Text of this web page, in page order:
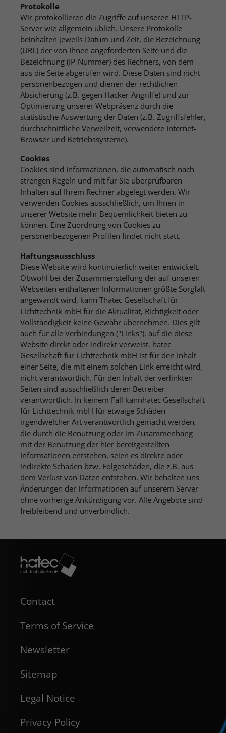
Protokolle
Wir protokollieren die Zugriffe auf unseren HTTP-
Server wie allgemein üblich. Unsere Protokolle
beinhalten jeweils Datum und Zeit, die Bezeichnung
(URL) der von Ihnen angeforderten Seite und die
Bezeichnung (IP-Nummer) des Rechners, von dem
aus die Seite abgerufen wird. Diese Daten sind nicht
personenbezogen und dienen der rechtlichen
Absicherung (z.B. gegen Hacker-Angriffe) und zur
Optimierung unserer Webpräsenz durch die
statistische Auswertung der Daten (z.B. Zugriffsfehler,
durchschnittliche Verweilzeit, verwendete Internet-
Browser und Betriebssysteme).
Cookies
Cookies sind Informationen, die automatisch nach
strengen Regeln und mit für Sie überprüfbaren
Inhalten auf Ihrem Rechner abgelegt werden. Wir
verwenden Cookies ausschließlich, um Ihnen in
unserer Website mehr Bequemlichkeit bieten zu
können. Eine Zuordnung von Cookies zu
personenbezogenen Profilen findet nicht statt.
Haftungsausschluss
Diese Website wird kontinuierlich weiter entwickelt.
Obwohl bei der Zusammenstellung der auf unseren
Webseiten enthaltenen Informationen größte Sorgfalt
angewandt wird, kann Thatec Gesellschaft für
Lichttechnik mbH für die Aktualität, Richtigkeit oder
Vollständigkeit keine Gewähr übernehmen. Dies gilt
auch für alle Verbindungen ("Links"), auf die diese
Website direkt oder indirekt verweist. hatec
Gesellschaft für Lichttechnik mbH ist für den Inhalt
einer Seite, die mit einem solchen Link erreicht wird,
nicht verantwortlich. Für den Inhalt der verlinkten
Seiten sind ausschließlich deren Betreiber
verantwortlich. In keinem Fall kannhatec Gesellschaft
für Lichttechnik mbH für etwaige Schäden
irgendwelcher Art verantwortlich gemacht werden,
die durch die Benutzung oder im Zusammenhang
mit der Benutzung der hier bereitgestellten
Informationen entstehen, seien es direkte oder
indirekte Schäden bzw. Folgeschäden, die z.B. aus
dem Verlust von Daten entstehen. Wir behalten uns
Änderungen der Informationen auf unserem Server
ohne vorherige Ankündigung vor. Alle Angebote sind
freibleibend und unverbindlich.
Contact
Terms of Service
Newsletter
Sitemap
Legal Notice
Privacy Policy
watched.